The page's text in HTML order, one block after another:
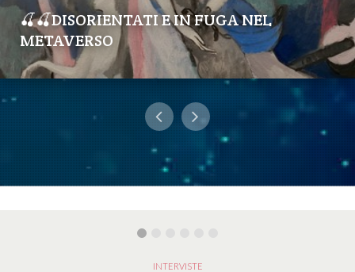
🍒🍒DISORIENTATI E IN FUGA NEL
METAVERSO
INTERVISTE